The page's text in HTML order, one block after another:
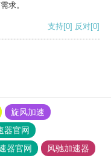
求。
支持[0] 反对[0]
旋风加速
器官网
器官网
风驰加速器